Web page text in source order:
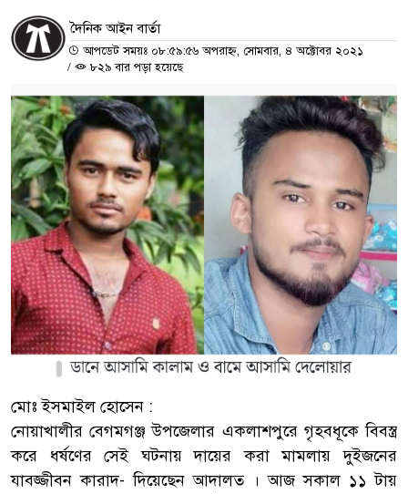
দৈনিক আইন বার্তা
আপডেট সময়ঃ ০৮:৫৯:৫৬ অপরাহ্ন, সোমবার, ৪ অক্টোবর ২০২১
/
৮২৯ বার পড়া হয়েছে
মোঃ ইসমাইল হোসেন :
নোয়াখালীর বেগমগঞ্জ উপজেলার একলাশপুরে গৃহবধূকে বিবস্ত্র
করে ধর্ষণের সেই ঘটনায় দায়ের করা মামলায় দুইজনের
যাবজ্জীবন কারাদ- দিয়েছেন আদালত । আজ সকাল ১১ টায়